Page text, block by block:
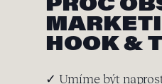
PROČ
HOOK &
✓ Umíme být